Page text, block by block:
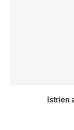
Istrien